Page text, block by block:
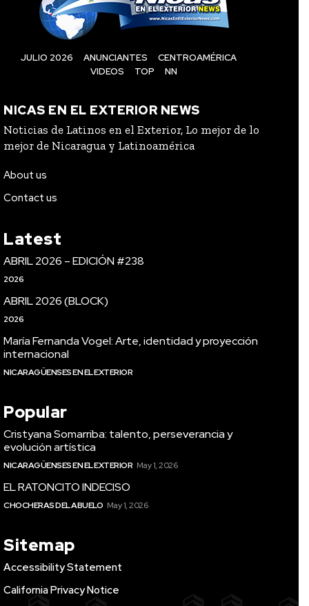
JULIO 2026 ANUNCIANTES
CENTROAMÉRICA
VIDEOS
TOP NN
NICAS EN EL EXTERIOR NEWS
Noticias de Latinos en el Exterior, Lo mejor de lo
mejor de Nicaragua y Latinoamérica
About us
Contact us
Latest
ABRIL 2026 – EDICIÓN #238
2026
ABRIL 2026 (BLOCK)
2026
María Fernanda Vogel: Arte, identidad y proyección
internacional
NICARAGÜENSES EN EL EXTERIOR
Popular
Cristyana Somarriba: talento, perseverancia y
evolución artística
NICARAGÜENSES EN EL EXTERIOR May 1, 2026
EL RATONCITO INDECISO
CHOCHERAS DEL ABUELO May 1, 2026
Sitemap
Accessibility Statement
California Privacy Notice